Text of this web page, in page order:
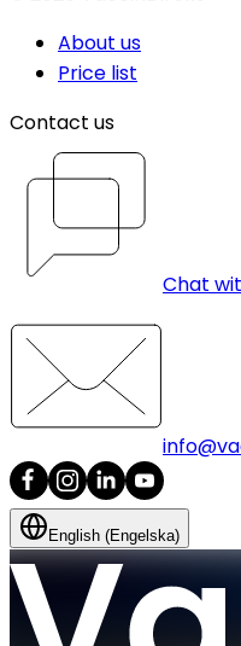
About us
Price list
Contact us
Chat
English (Engelska)